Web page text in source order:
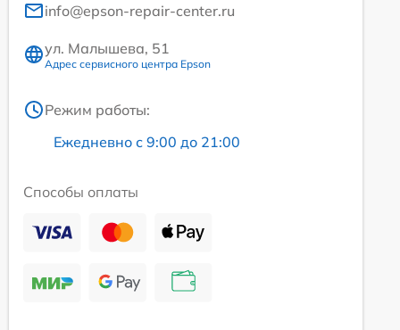
info@epson-repair-center.ru
ул. Малышева, 51
Адрес сервисного центра Epson
Режим работы:
Ежедневно с 9:00 до 21:00
Способы оплаты